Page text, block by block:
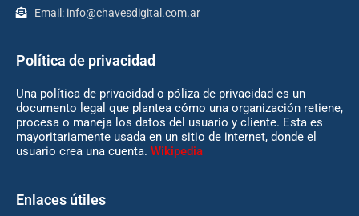
Email: info@chavesdigital.com.ar
Política de privacidad
Una política de privacidad o póliza de privacidad es un
documento legal que plantea cómo una organización retiene,
procesa o maneja los datos del usuario y cliente. Esta es
mayoritariamente usada en un sitio de internet, donde el
usuario crea una cuenta. Wikipedia
Enlaces útiles